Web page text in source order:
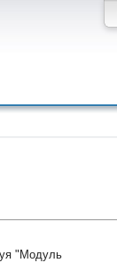
"Модуль